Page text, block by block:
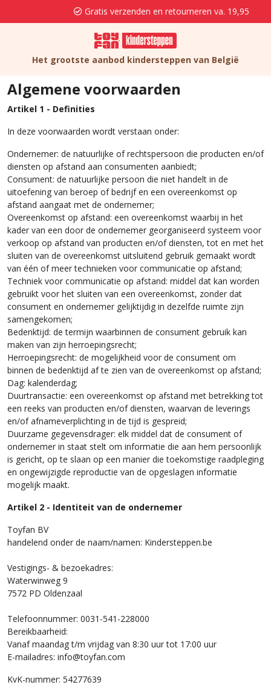
Gratis verzenden en retourneren va. 19,95
Het grootste aanbod kindersteppen van België
Algemene voorwaarden
Artikel 1 - Definities
In deze voorwaarden wordt verstaan onder:
Ondernemer: de natuurlijke of rechtspersoon die producten en/of
diensten op afstand aan consumenten aanbiedt;
Consument: de natuurlijke persoon die niet handelt in de
uitoefening van beroep of bedrijf en een overeenkomst op
afstand aangaat met de ondernemer;
Overeenkomst op afstand: een overeenkomst waarbij in het
kader van een door de ondernemer georganiseerd systeem voor
verkoop op afstand van producten en/of diensten, tot en met het
sluiten van de overeenkomst uitsluitend gebruik gemaakt wordt
van één of meer technieken voor communicatie op afstand;
Techniek voor communicatie op afstand: middel dat kan worden
gebruikt voor het sluiten van een overeenkomst, zonder dat
consument en ondernemer gelijktijdig in dezelfde ruimte zijn
samengekomen;
Bedenktijd: de termijn waarbinnen de consument gebruik kan
maken van zijn herroepingsrecht;
Herroepingsrecht: de mogelijkheid voor de consument om
binnen de bedenktijd af te zien van de overeenkomst op afstand;
Dag: kalenderdag;
Duurtransactie: een overeenkomst op afstand met betrekking tot
een reeks van producten en/of diensten, waarvan de leverings
en/of afnameverplichting in de tijd is gespreid;
Duurzame gegevensdrager: elk middel dat de consument of
ondernemer in staat stelt om informatie die aan hem persoonlijk
is gericht, op te slaan op een manier die toekomstige raadpleging
en ongewijzigde reproductie van de opgeslagen informatie
mogelijk maakt.
Artikel 2 - Identiteit van de ondernemer
Toyfan BV
handelend onder de naam/namen: Kindersteppen.be
Vestigings- & bezoekadres:
Waterwinweg 9
7572 PD Oldenzaal
Telefoonnummer: 0031-541-228000
Bereikbaarheid:
Vanaf maandag t/m vrijdag van 8:30 uur tot 17:00 uur
E-mailadres: info@toyfan.com
KvK-nummer: 54277639